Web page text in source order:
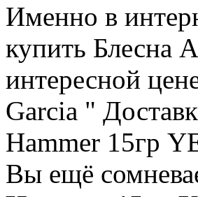
Именно в
купить Блесна
интересной
Garcia "
Hammer 15гр
Вы ещё